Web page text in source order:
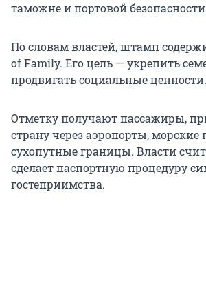
таможне и портовой
По словам властей, штамп
of Family. Его цель — укрепить
продвигать социальные ценности.
Отметку получают пассажиры,
страну через аэропорты, морские
сухопутные границы. Власти
сделает паспортную процедуру
гостеприимства.